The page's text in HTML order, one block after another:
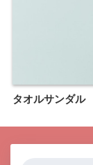
タオルサンダル